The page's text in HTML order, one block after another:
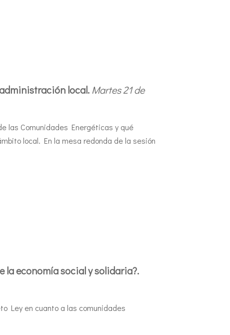
local. Martes 21 de
las Comunidades Energéticas y qué
local. En la mesa redonda de la sesión
la economía social y solidaria?.
Ley en cuanto a las comunidades